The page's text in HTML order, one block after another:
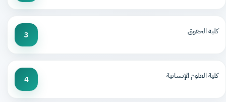
كلية الحقوق 3
كلية العلوم الإنسانية 4